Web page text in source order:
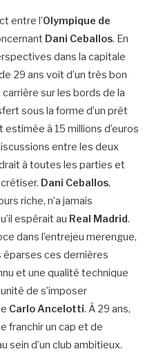
entre l’Olympique de
Dani Ceballos. En
dans la capitale
29 ans voit d’un très bon
sur les bords de la
sous la forme d’un prêt
estimée à 15 millions d’euros
entre les deux
à toutes les parties et
Dani Ceballos,
riche, n’a jamais
espérait au Real Madrid.
dans l’entrejeu merengue,
éparses ces dernières
et une qualité technique
de s’imposer
Carlo Ancelotti. À 29 ans,
franchir un cap et de
sein d’un club ambitieux.